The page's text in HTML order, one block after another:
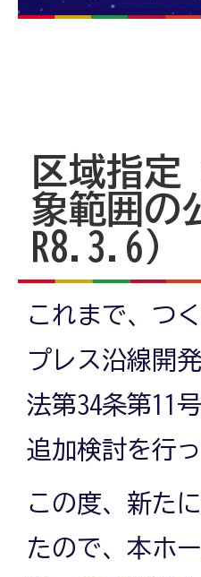
区域指定
象範囲の
R8.3.6）
これまで、つ
プレス沿線開
法第34条第11
追加検討を行
この度、新た
たので、本ホ